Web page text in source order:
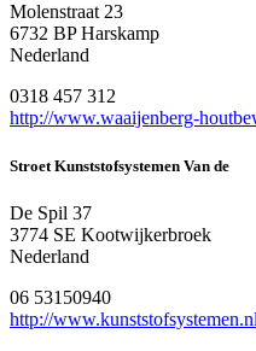
Molenstraat 23
6732 BP Harskamp
Nederland
0318 457 312
http://www.waaijenberg-
Stroet Kunststofsystemen Van de
De Spil 37
3774 SE Kootwijkerbroek
Nederland
06 53150940
http://